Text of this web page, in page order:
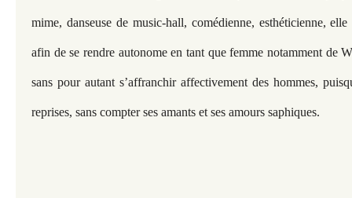
mime, danseuse de music-hall, comédienne, esthéticienne,
afin de se rendre autonome en tant que femme notamment de
sans pour autant s’affranchir affectivement des hommes,
reprises, sans compter ses amants et ses amours saphiques.